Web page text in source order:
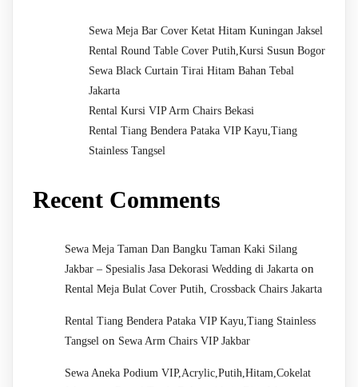
Sewa Meja Bar Cover Ketat Hitam Kuningan Jaksel
Rental Round Table Cover Putih,Kursi Susun Bogor
Sewa Black Curtain Tirai Hitam Bahan Tebal
Jakarta
Rental Kursi VIP Arm Chairs Bekasi
Rental Tiang Bendera Pataka VIP Kayu,Tiang
Stainless Tangsel
Recent Comments
Sewa Meja Taman Dan Bangku Taman Kaki Silang
Jakbar – Spesialis Jasa Dekorasi Wedding di Jakarta on
Rental Meja Bulat Cover Putih, Crossback Chairs Jakarta
Rental Tiang Bendera Pataka VIP Kayu,Tiang Stainless
Tangsel on Sewa Arm Chairs VIP Jakbar
Sewa Aneka Podium VIP,Acrylic,Putih,Hitam,Cokelat